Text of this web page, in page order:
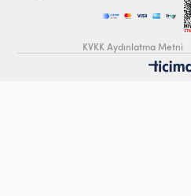
KVKK Aydınlatma Metni